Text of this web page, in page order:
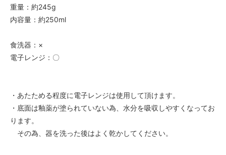
重量：約245g
内容量：約250ml
食洗器：×
電子レンジ：〇
・あたためる程度に電子レンジは使用して頂けます。
・底面は釉薬が塗られていない為、水分を吸収しやすくなってお
ります。
その為、器を洗った後はよく乾かしてください。